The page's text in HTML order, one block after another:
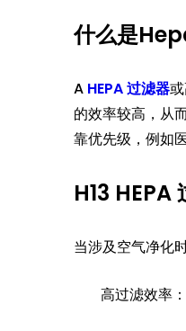
什么是
A HEPA 过滤器
的效率较高，从
靠优先级，例如
H13 HEPA
当涉及空气净化
高过滤效率